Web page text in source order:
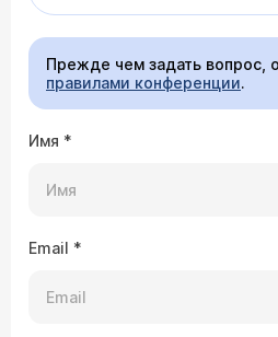
Прежде чем задать вопрос,
правилами конференции.
Имя *
Email *